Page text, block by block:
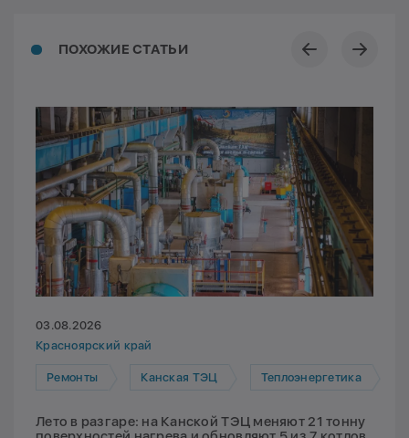
ПОХОЖИЕ СТАТЬИ
03.08.2026
Красноярский край
Ремонты Канская ТЭЦ Теплоэнергетика
Лето в разгаре: на Канской ТЭЦ меняют 21 тонну